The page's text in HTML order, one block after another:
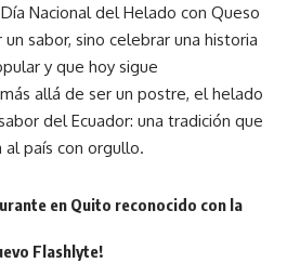
Nacional del Helado con Queso
sabor, sino celebrar una historia
y que hoy sigue
allá de ser un postre, el helado
del Ecuador: una tradición que
al país con orgullo.
en Quito reconocido con la
Flashlyte!